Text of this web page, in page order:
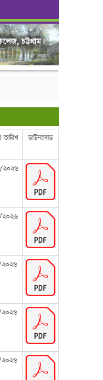
চট্টগ্রাম।
তারিখ ডাউনলোড